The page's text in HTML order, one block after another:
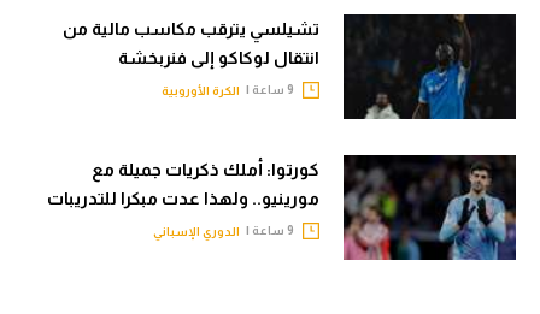
تشيلسي يترقب مكاسب مالية من
انتقال لوكاكو إلى فنربخشة
الكرة الأوروبية
كورتوا: أملك ذكريات جميلة مع
مورينيو.. ولهذا عدت مبكرا للتدريبات
الدوري الإسباني